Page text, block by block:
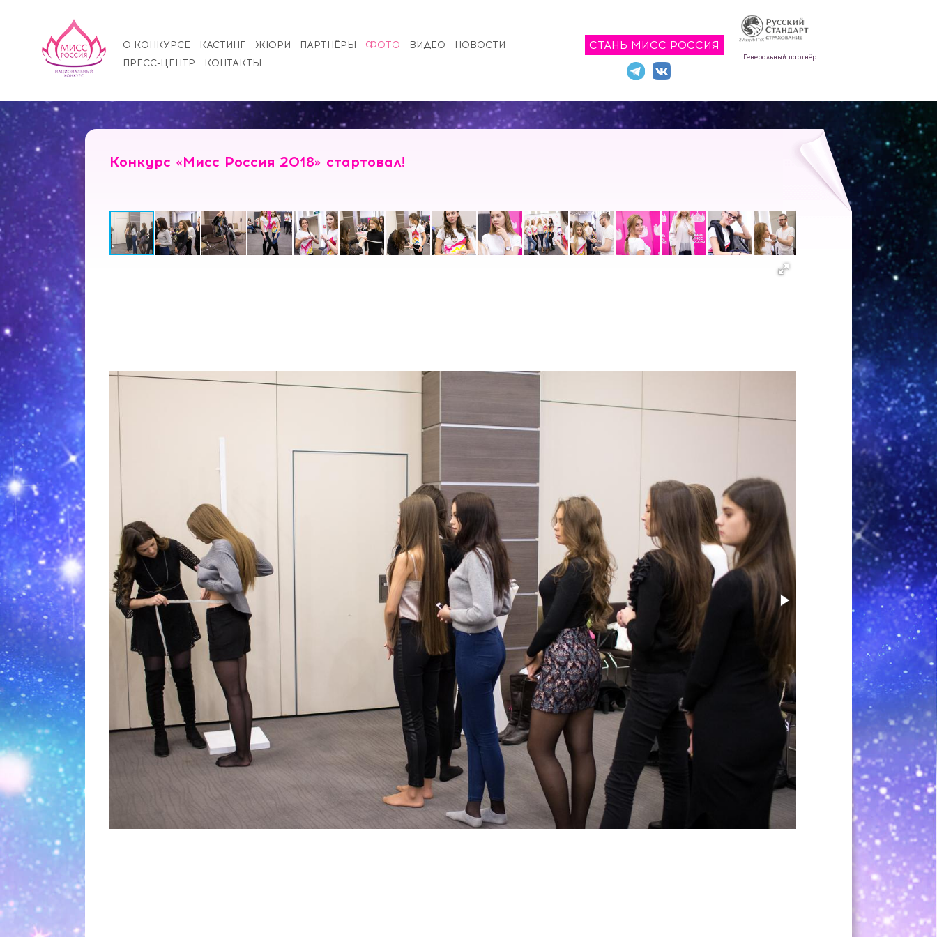
О КОНКУРСЕ КАСТИНГ ЖЮРИ ПАРТНЁРЫ ФОТО ВИДЕО
НОВОСТИ
ПРЕСС-ЦЕНТР
КОНТАКТЫ
СТАНЬ МИСС РОССИЯ
Генеральный партнёр
Конкурс «Мисс Россия 2018» стартовал!